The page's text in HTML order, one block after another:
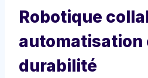
Robotique
automatisation
durabilité